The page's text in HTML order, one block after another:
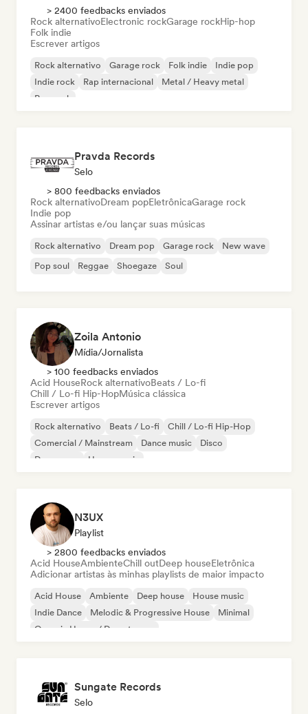
> 2400 feedbacks enviados
Rock alternativoElectronic rockGarage rockHip-hop
Folk indie
Escrever artigos
Rock alternativo Garage rock Folk indie
Indie pop
Indie rock
Rap internacional
Metal / Heavy metal
Pop rock
Pravda Records
Selo
> 800 feedbacks enviados
Rock alternativoDream popEletrônicaGarage rock
Indie pop
Assinar artistas e/ou lançar suas músicas
Rock alternativo Dream pop Garage rock
New wave
Pop soul
Reggae Shoegaze Soul
Zoila Antonio
Mídia/Jornalista
> 100 feedbacks enviados
Acid HouseRock alternativoBeats / Lo-fi
Chill / Lo-fi Hip-HopMúsica clássica
Escrever artigos
Rock alternativo Beats / Lo-fi
Chill / Lo-fi Hip-Hop
Comercial / Mainstream
Dance music
Disco
Dream pop
House music
N3UX
Playlist
> 2800 feedbacks enviados
Acid HouseAmbienteChill outDeep houseEletrônica
Adicionar artistas às minhas playlists de maior impacto
Acid House Ambiente Deep house
House music
Indie Dance
Melodic & Progressive House
Minimal
Organic House / Downtempo
Sungate Records
Selo